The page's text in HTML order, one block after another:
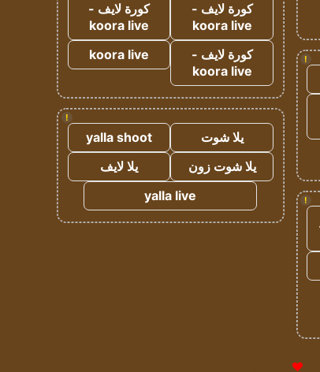
!
!
كورة لايف -
koora live
كورة لايف -
koora live
كورة لايف -
koora live
koora live
!
يلا شوت
yalla shoot
يلا شوت زون
يلا لايف
yalla live